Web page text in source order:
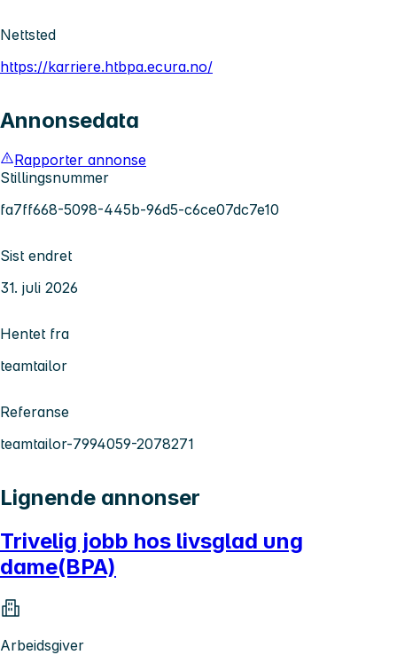
Nettsted
https://karriere.htbpa.ecura.no/
Annonsedata
Rapporter annonse
Stillingsnummer
fa7ff668-5098-445b-96d5-c6ce07dc7e10
Sist endret
31. juli 2026
Hentet fra
teamtailor
Referanse
teamtailor-7994059-2078271
Lignende annonser
Trivelig jobb hos livsglad ung
dame(BPA)
Arbeidsgiver